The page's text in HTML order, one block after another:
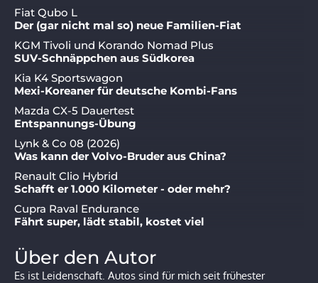
Fiat Qubo L
Der (gar nicht mal so) neue Familien-Fiat
KGM Tivoli und Korando Nomad Plus
SUV-Schnäppchen aus Südkorea
Kia K4 Sportswagon
Mexi-Koreaner für deutsche Kombi-Fans
Mazda CX-5 Dauertest
Entspannungs-Übung
Lynk & Co 08 (2026)
Was kann der Volvo-Bruder aus China?
Renault Clio Hybrid
Schafft er 1.000 Kilometer - oder mehr?
Cupra Raval Endurance
Fährt super, lädt stabil, kostet viel
Über den Autor
Es ist Leidenschaft. Autos sind für mich seit frühester